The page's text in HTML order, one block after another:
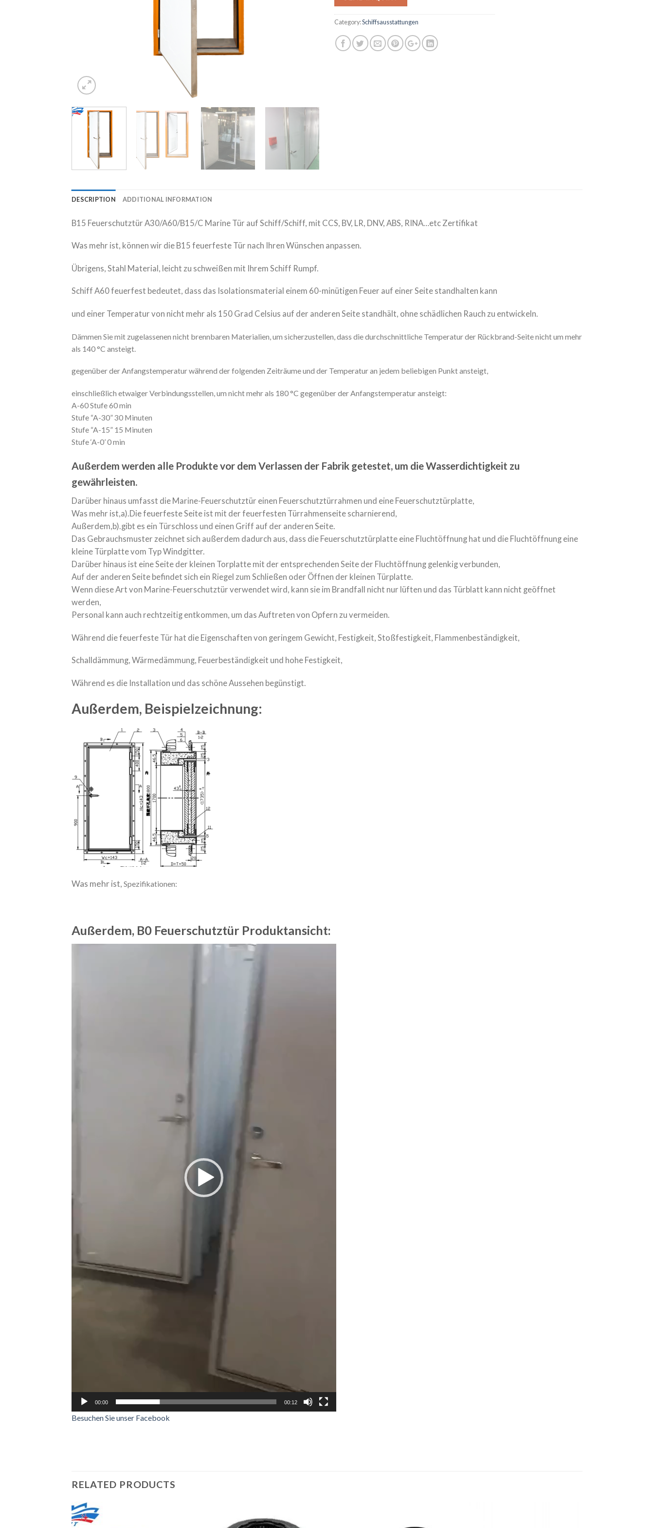
Category:Schiffsausstattungen
DESCRIPTION ADDITIONAL INFORMATION
B15 Feuerschutztür A30/A60/B15/C Marine Tür auf Schiff/Schiff, mit CCS, BV, LR, DNV, ABS, RINA…etc Zertifikat
Was mehr ist, können wir die B15 feuerfeste Tür nach Ihren Wünschen anpassen.
Übrigens, Stahl Material, leicht zu schweißen mit Ihrem Schiff Rumpf.
Schiff A60 feuerfest bedeutet, dass das Isolationsmaterial einem 60-minütigen Feuer auf einer Seite standhalten kann
und einer Temperatur von nicht mehr als 150 Grad Celsius auf der anderen Seite standhält, ohne schädlichen Rauch zu entwickeln.
Dämmen Sie mit zugelassenen nicht brennbaren Materialien, um sicherzustellen, dass die durchschnittliche Temperatur der Rückbrand-Seite nicht um mehr
als 140 °C ansteigt.
gegenüber der Anfangstemperatur während der folgenden Zeiträume und der Temperatur an jedem beliebigen Punkt ansteigt,
einschließlich etwaiger Verbindungsstellen, um nicht mehr als 180 °C gegenüber der Anfangstemperatur ansteigt:
A-60 Stufe 60 min
Stufe “A-30” 30 Minuten
Stufe “A-15” 15 Minuten
Stufe ‘A-0’ 0 min
Außerdem werden alle Produkte vor dem Verlassen der Fabrik getestet, um die Wasserdichtigkeit zu
gewährleisten.
Darüber hinaus umfasst die Marine-Feuerschutztür einen Feuerschutztürrahmen und eine Feuerschutztürplatte,
Was mehr ist,a).Die feuerfeste Seite ist mit der feuerfesten Türrahmenseite scharnierend,
Außerdem,b).gibt es ein Türschloss und einen Griff auf der anderen Seite.
Das Gebrauchsmuster zeichnet sich außerdem dadurch aus, dass die Feuerschutztürplatte eine Fluchtöffnung hat und die Fluchtöffnung eine
kleine Türplatte vom Typ Windgitter.
Darüber hinaus ist eine Seite der kleinen Torplatte mit der entsprechenden Seite der Fluchtöffnung gelenkig verbunden,
Auf der anderen Seite befindet sich ein Riegel zum Schließen oder Öffnen der kleinen Türplatte.
Wenn diese Art von Marine-Feuerschutztür verwendet wird, kann sie im Brandfall nicht nur lüften und das Türblatt kann nicht geöffnet
werden,
Personal kann auch rechtzeitig entkommen, um das Auftreten von Opfern zu vermeiden.
Während die feuerfeste Tür hat die Eigenschaften von geringem Gewicht, Festigkeit, Stoßfestigkeit, Flammenbeständigkeit,
Schalldämmung, Wärmedämmung, Feuerbeständigkeit und hohe Festigkeit,
Während es die Installation und das schöne Aussehen begünstigt.
Außerdem, Beispielzeichnung:
Was mehr ist, Spezifikationen:
Außerdem, B0 Feuerschutztür Produktansicht:
00:00 00:12
Besuchen Sie unser Facebook
RELATED PRODUCTS